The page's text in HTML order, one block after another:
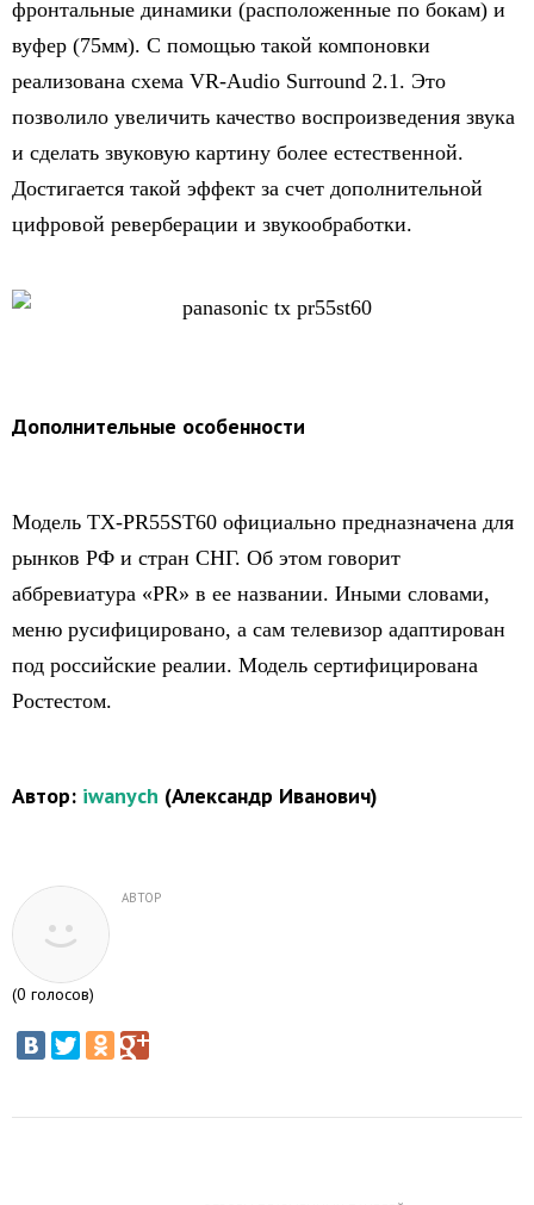
фронтальные динамики (расположенные по бокам) и
вуфер (75мм). С помощью такой компоновки
реализована схема VR-Audio Surround 2.1. Это
позволило увеличить качество воспроизведения звука
и сделать звуковую картину более естественной.
Достигается такой эффект за счет дополнительной
цифровой реверберации и звукообработки.
Дополнительные особенности
Модель TX-PR55ST60 официально предназначена для
рынков РФ и стран СНГ. Об этом говорит
аббревиатура «PR» в ее названии. Иными словами,
меню русифицировано, а сам телевизор адаптирован
под российские реалии. Модель сертифицирована
Ростестом.
Автор: iwanych (Александр Иванович)
АВТОР
(0 голосов)